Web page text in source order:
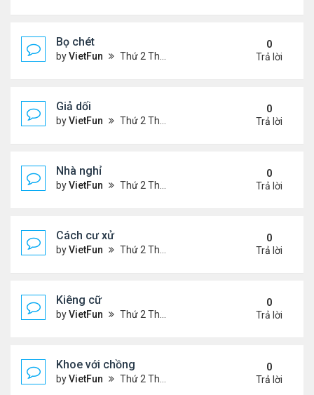
Bọ chét
byVietFun Thứ 2 Tháng 1 03, 2022 9:16 pm
0
Trả lời
Giả dối
byVietFun Thứ 2 Tháng 1 03, 2022 9:13 pm
0
Trả lời
Nhà nghỉ
byVietFun Thứ 2 Tháng 1 03, 2022 9:11 pm
0
Trả lời
Cách cư xử
byVietFun Thứ 2 Tháng 1 03, 2022 9:08 pm
0
Trả lời
Kiêng cữ
byVietFun Thứ 2 Tháng 1 03, 2022 9:07 pm
0
Trả lời
Khoe với chồng
byVietFun Thứ 2 Tháng 1 03, 2022 9:06 pm
0
Trả lời